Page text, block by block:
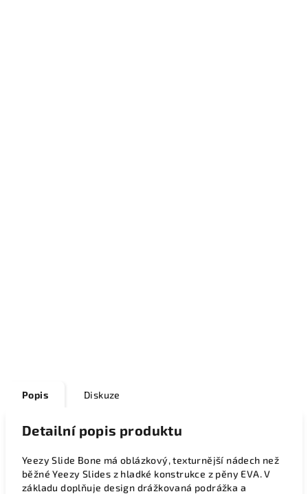
Popis Diskuze
Detailní popis produktu
Yeezy Slide Bone má oblázkový, texturnější nádech než
běžné Yeezy Slides z hladké konstrukce z pěny EVA. V
základu doplňuje design drážkovaná podrážka a